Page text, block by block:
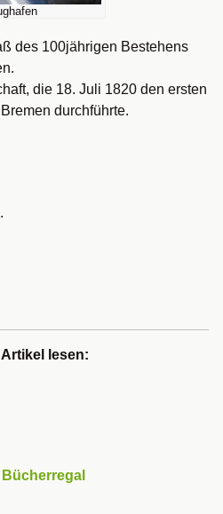
des 100jährigen Bestehens
die 18. Juli 1820 den ersten
durchführte.
lesen: